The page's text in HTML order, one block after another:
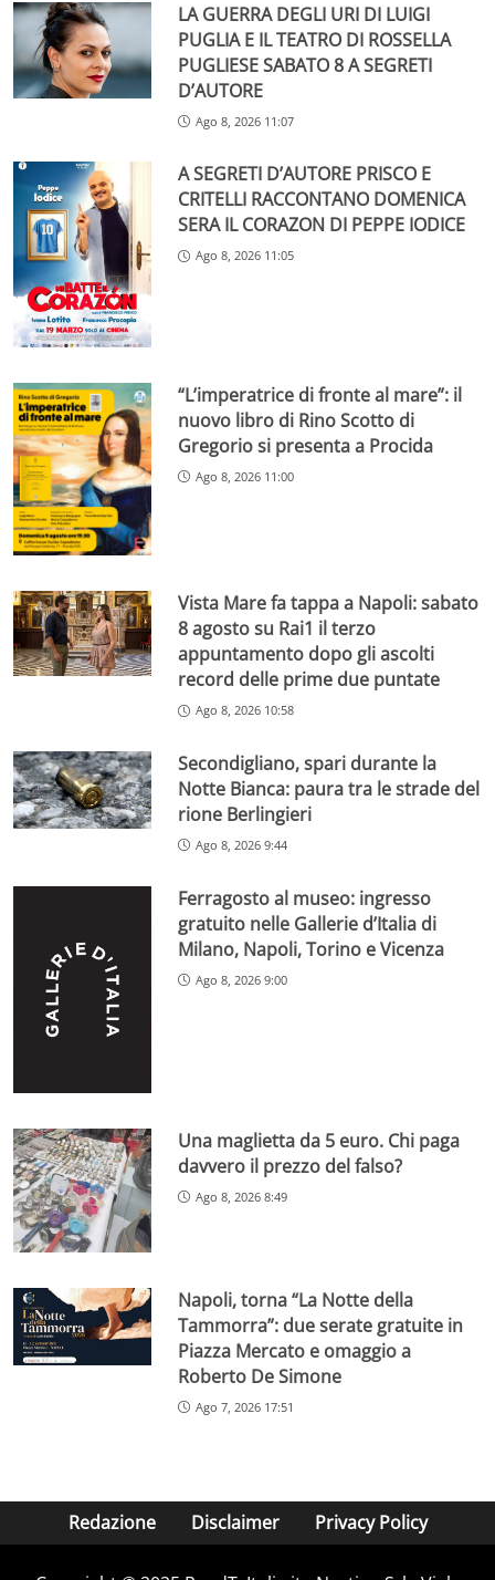
LA GUERRA DEGLI URI DI LUIGI
PUGLIA E IL TEATRO DI ROSSELLA
PUGLIESE SABATO 8 A SEGRETI
D’AUTORE
Ago 8, 2026 11:07
A SEGRETI D’AUTORE PRISCO E
CRITELLI RACCONTANO DOMENICA
SERA IL CORAZON DI PEPPE IODICE
Ago 8, 2026 11:05
“L’imperatrice di fronte al mare”: il
nuovo libro di Rino Scotto di
Gregorio si presenta a Procida
Ago 8, 2026 11:00
Vista Mare fa tappa a Napoli: sabato
8 agosto su Rai1 il terzo
appuntamento dopo gli ascolti
record delle prime due puntate
Ago 8, 2026 10:58
Secondigliano, spari durante la
Notte Bianca: paura tra le strade del
rione Berlingieri
Ago 8, 2026 9:44
Ferragosto al museo: ingresso
gratuito nelle Gallerie d’Italia di
Milano, Napoli, Torino e Vicenza
Ago 8, 2026 9:00
Una maglietta da 5 euro. Chi paga
davvero il prezzo del falso?
Ago 8, 2026 8:49
Napoli, torna “La Notte della
Tammorra”: due serate gratuite in
Piazza Mercato e omaggio a
Roberto De Simone
Ago 7, 2026 17:51
Redazione Disclaimer Privacy Policy